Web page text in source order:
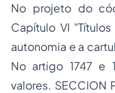
No projeto do
Capítulo VI
autonomia e a
No artigo 1747 e
valores. SECCION